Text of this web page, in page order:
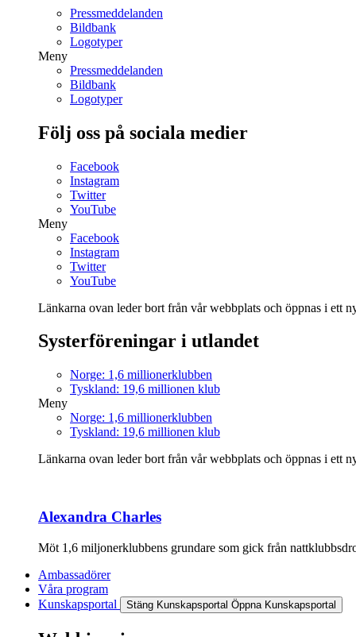
Pressmeddelanden
Bildbank
Logotyper
Meny
Pressmeddelanden
Bildbank
Logotyper
Följ oss på sociala medier
Facebook
Instagram
Twitter
YouTube
Meny
Facebook
Instagram
Twitter
YouTube
Länkarna ovan leder bort från vår webbplats och öppnas i ett
Systerföreningar i utlandet
Norge: 1,6 millionerklubben
Tyskland: 19,6 millionen klub
Meny
Norge: 1,6 millionerklubben
Tyskland: 19,6 millionen klub
Länkarna ovan leder bort från vår webbplats och öppnas i ett
Alexandra Charles
Möt 1,6 miljonerklubbens grundare som gick från
Ambassadörer
Våra program
Kunskapsportal
Stäng Kunskapsportal Öppna Kunskapsportal